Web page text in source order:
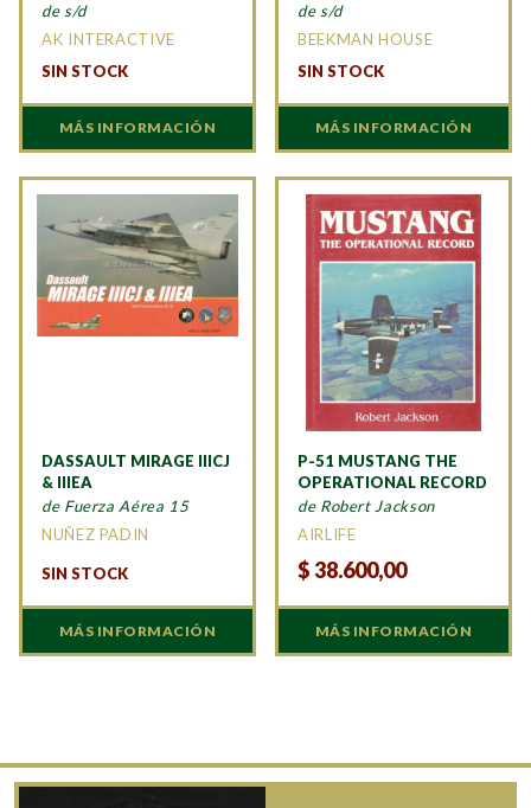
de s/d
AK INTERACTIVE
SIN STOCK
MÁS INFORMACIÓN
de s/d
BEEKMAN HOUSE
SIN STOCK
MÁS INFORMACIÓN
DASSAULT MIRAGE IIICJ
& IIIEA
de Fuerza Aérea 15
NUÑEZ PADIN
SIN STOCK
MÁS INFORMACIÓN
P-51 MUSTANG THE
OPERATIONAL RECORD
de Robert Jackson
AIRLIFE
$38.600,00
MÁS INFORMACIÓN